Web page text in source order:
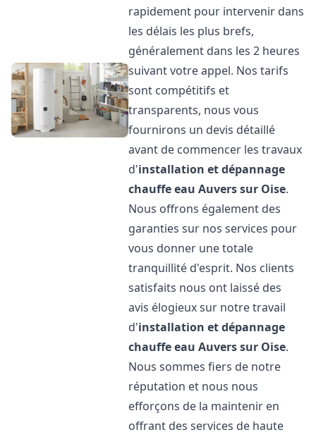
rapidement pour intervenir dans
les délais les plus brefs,
généralement dans les 2 heures
suivant votre appel. Nos tarifs
sont compétitifs et
transparents, nous vous
fournirons un devis détaillé
avant de commencer les travaux
d'installation et dépannage
chauffe eau Auvers sur Oise.
Nous offrons également des
garanties sur nos services pour
vous donner une totale
tranquillité d'esprit. Nos clients
satisfaits nous ont laissé des
avis élogieux sur notre travail
d'installation et dépannage
chauffe eau Auvers sur Oise.
Nous sommes fiers de notre
réputation et nous nous
efforçons de la maintenir en
offrant des services de haute